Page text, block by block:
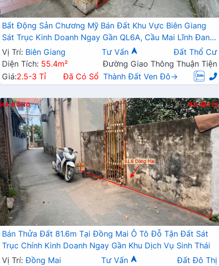
Bất Động Sản Chương Mỹ Bán Đất Khu Vực Biên Giang
Sát Trục Kinh Doanh Ngay Gần QL6A, Cầu Mai Lĩnh Đang
Mở Rộng
Vị Trí: Biên Giang Tư Vấn
Đất Thổ Cư
Diện Tích: 55.4m²
Đường Giao Thông Thuận Tiện
Giá:2.5-3 Tỉ Đã Có Sổ Thành Đất Ven Đô→
HÀ ĐÔNG Đ 128
Bán Thửa Đất 81.6m Tại Đồng Mai Ô Tô Đỗ Tận Đất Sát
Trục Chính Kinh Doanh Ngay Gần Khu Dịch Vụ Sinh Thái
Vị Trí: Đồng Mai Tư Vấn
Đất Đô Thị